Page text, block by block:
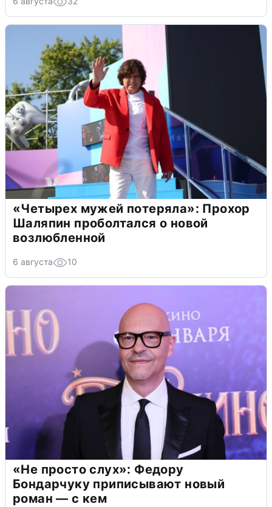
«Четырех мужей потеряла»: Прохор
Шаляпин проболтался о новой
возлюбленной
6 августа 10
«Не просто слух»: Федору
Бондарчуку приписывают новый
роман — с кем